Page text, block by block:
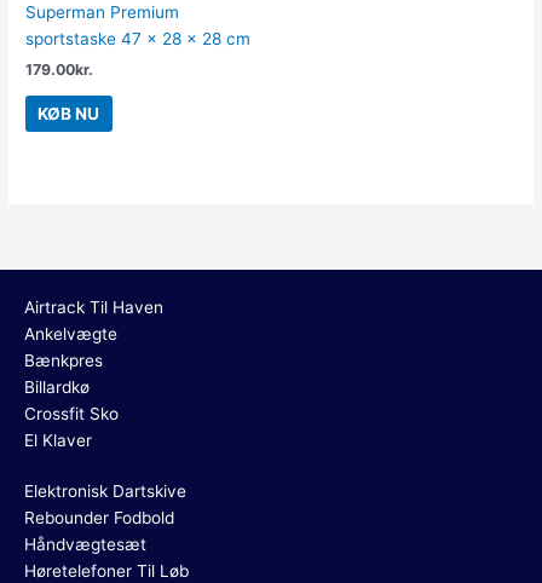
Superman Premium
sportstaske 47 x 28 x 28 cm
179.00kr.
KØB NU
Airtrack Til Haven
Ankelvægte
Bænkpres
Billardkø
Crossfit Sko
El Klaver
Elektronisk Dartskive
Rebounder Fodbold
Håndvægtesæt
Høretelefoner Til Løb